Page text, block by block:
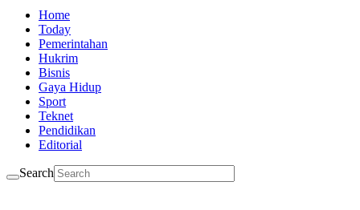
Home
Today
Pemerintahan
Hukrim
Bisnis
Gaya Hidup
Sport
Teknet
Pendidikan
Editorial
Search